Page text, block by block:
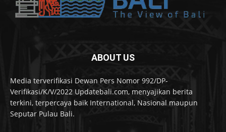
ABOUT US
Media terverifikasi Dewan Pers Nomor 992/DP-
Verifikasi/K/V/2022 Updatebali.com, menyajikan berita
terkini, terpercaya baik International, Nasional maupun
Seputar Pulau Bali.